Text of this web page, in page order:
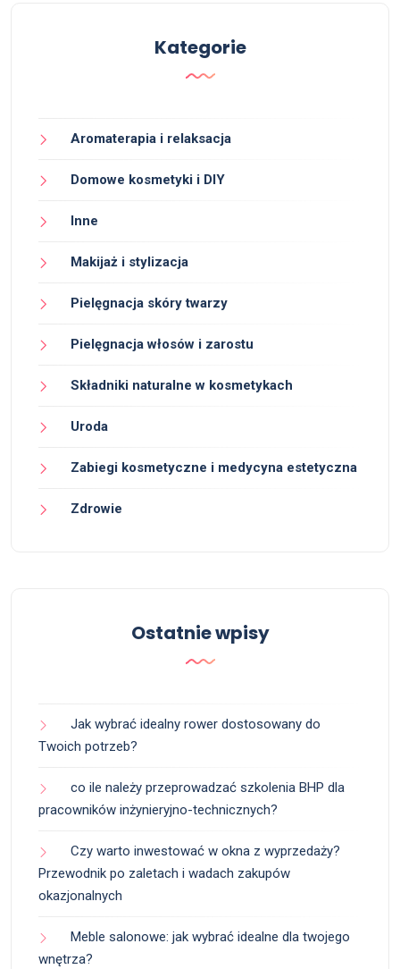
Kategorie
Aromaterapia i relaksacja
Domowe kosmetyki i DIY
Inne
Makijaż i stylizacja
Pielęgnacja skóry twarzy
Pielęgnacja włosów i zarostu
Składniki naturalne w kosmetykach
Uroda
Zabiegi kosmetyczne i medycyna estetyczna
Zdrowie
Ostatnie wpisy
Jak wybrać idealny rower dostosowany do
Twoich potrzeb?
co ile należy przeprowadzać szkolenia BHP dla
pracowników inżynieryjno-technicznych?
Czy warto inwestować w okna z wyprzedaży?
Przewodnik po zaletach i wadach zakupów
okazjonalnych
Meble salonowe: jak wybrać idealne dla twojego
wnętrza?